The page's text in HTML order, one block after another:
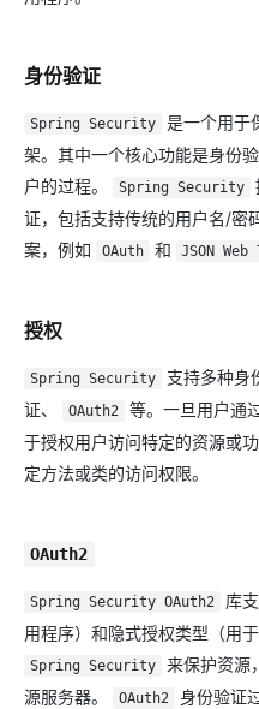
身份验证
Spring Security
是一个用于
架。其中一个核心功能是身份
户的过程。
Spring Security
证，包括支持传统的用户名/密
案，例如
OAuth 和 JSON Web
授权
Spring Security
支持多种身
证、
OAuth2 等。一旦用户通
于授权用户访问特定的资源或
定方法或类的访问权限。
OAuth2
Spring Security OAuth2
库
用程序）和隐式授权类型（用
Spring Security 来保护资源
源服务器。
OAuth2 身份验证